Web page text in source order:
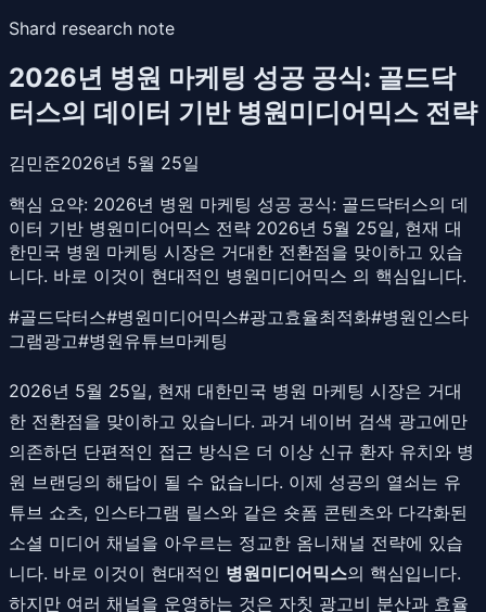
Shard research note
2026년 병원 마케팅 성공 공식: 골드닥
터스의 데이터 기반 병원미디어믹스 전략
김민준2026년 5월 25일
핵심 요약: 2026년 병원 마케팅 성공 공식: 골드닥터스의 데
이터 기반 병원미디어믹스 전략 2026년 5월 25일, 현재 대
한민국 병원 마케팅 시장은 거대한 전환점을 맞이하고 있습
니다. 바로 이것이 현대적인 병원미디어믹스 의 핵심입니다.
#골드닥터스#병원미디어믹스#광고효율최적화#병원인스타
그램광고#병원유튜브마케팅
2026년 5월 25일, 현재 대한민국 병원 마케팅 시장은 거대
한 전환점을 맞이하고 있습니다. 과거 네이버 검색 광고에만
의존하던 단편적인 접근 방식은 더 이상 신규 환자 유치와 병
원 브랜딩의 해답이 될 수 없습니다. 이제 성공의 열쇠는 유
튜브 쇼츠, 인스타그램 릴스와 같은 숏폼 콘텐츠와 다각화된
소셜 미디어 채널을 아우르는 정교한 옴니채널 전략에 있습
니다. 바로 이것이 현대적인 병원미디어믹스의 핵심입니다.
하지만 여러 채널을 운영하는 것은 자칫 광고비 분산과 효율